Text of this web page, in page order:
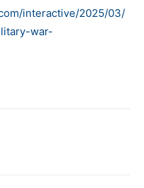
interactive/2025/03/
war-